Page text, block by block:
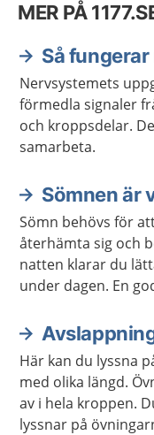
MER PÅ
Så
Nervsystemets
förmedla signaler
och kroppsdelar.
samarbeta.
Sömnen är
Sömn behövs för
återhämta sig och
natten klarar du
under dagen. En
Här kan du lyssna
med olika längd.
av i hela kroppen.
lyssnar på